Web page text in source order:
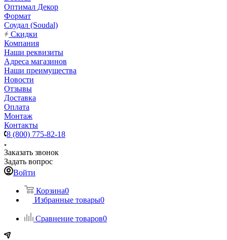
Оптимал Декор
Формат
Соудал (Soudal)
Скидки
Компания
Наши реквизиты
Адреса магазинов
Наши преимущества
Новости
Отзывы
Доставка
Оплата
Монтаж
Контакты
8 (800) 775-82-18
Заказать звонок
Задать вопрос
Войти
Корзина0
Избранные товары0
Сравнение товаров0